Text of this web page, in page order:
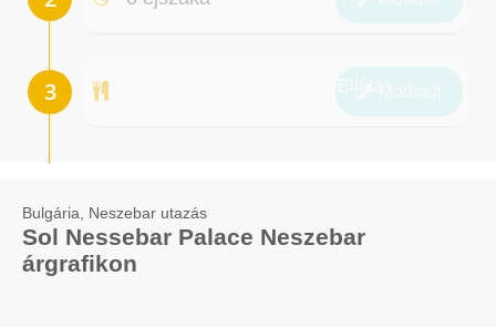
Bulgária, Neszebar utazás
Sol Nessebar Palace Neszebar
árgrafikon